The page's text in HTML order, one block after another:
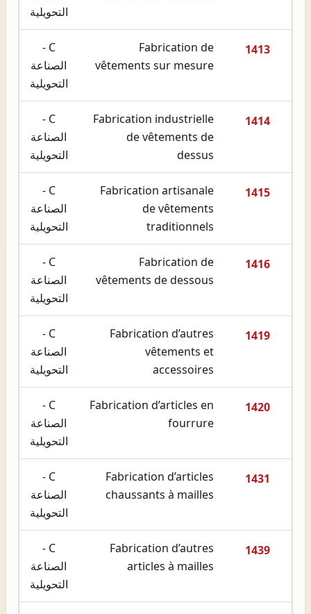
التحويلية
1413
Fabrication de
vêtements sur mesure
C -
الصناعة
التحويلية
1414
Fabrication industrielle
de vêtements de
dessus
C -
الصناعة
التحويلية
1415
Fabrication artisanale
de vêtements
traditionnels
C -
الصناعة
التحويلية
1416
Fabrication de
vêtements de dessous
C -
الصناعة
التحويلية
1419
Fabrication d’autres
vêtements et
accessoires
C -
الصناعة
التحويلية
1420
Fabrication d’articles en
fourrure
C -
الصناعة
التحويلية
1431
Fabrication d’articles
chaussants à mailles
C -
الصناعة
التحويلية
1439
Fabrication d’autres
articles à mailles
C -
الصناعة
التحويلية